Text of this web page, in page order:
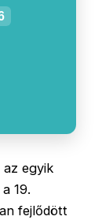
egyik
19.
fejlődött